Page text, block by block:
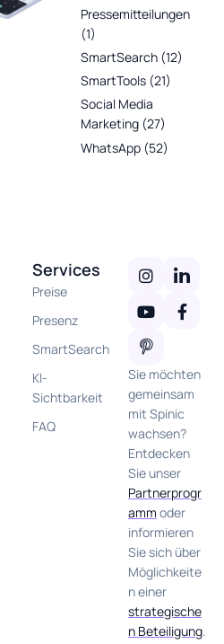
Pressemitteilungen
(1)
SmartSearch(12)
SmartTools(21)
Social Media
Marketing(27)
WhatsApp(52)
Services
Preise
Presenz
SmartSearch
KI-
Sichtbarkeit
FAQ
Sie möchten
gemeinsam
mit Spinic
wachsen?
Entdecken
Sie unser
Partnerprogr
amm oder
informieren
Sie sich über
Möglichkeite
n einer
strategische
n Beteiligung.